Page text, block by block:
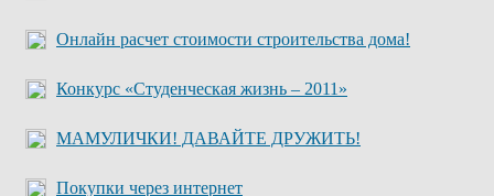
Онлайн расчет стоимости строительства дома!
Конкурс «Студенческая жизнь – 2011»
МАМУЛИЧКИ! ДАВАЙТЕ ДРУЖИТЬ!
Покупки через интернет